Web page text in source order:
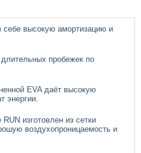
себе высокую амортизацию и
пробежек по
EVA даёт высокую
энергии.
изготовлен из сетки
воздухопроницаемость и